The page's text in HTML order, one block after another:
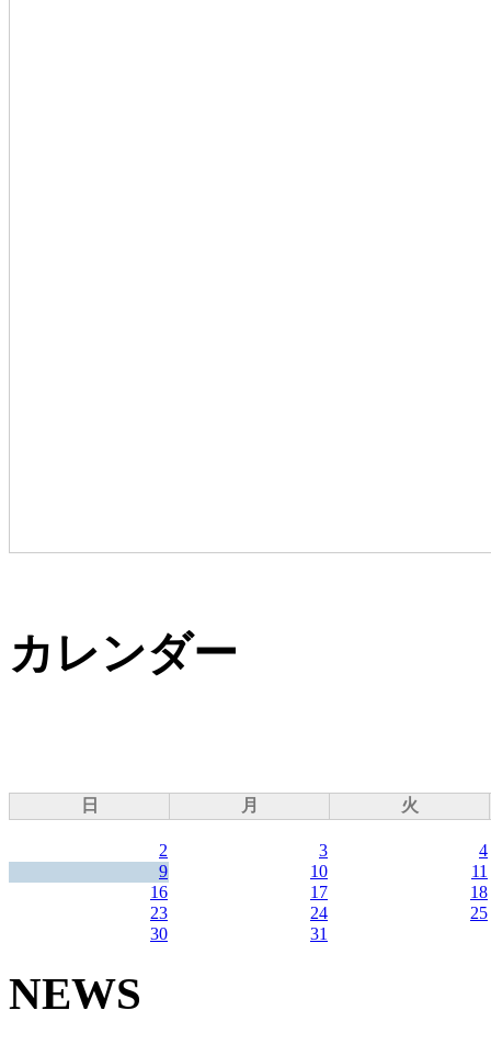
カレンダー
日 月 火
2 3
4
9
10
11
16
17
18
23
24
25
30
31
NEWS